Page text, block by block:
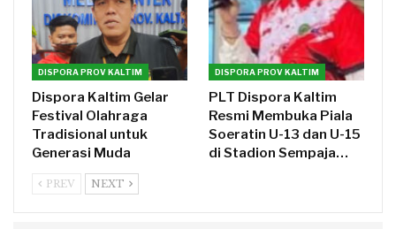
DISPORA PROV KALTIM
Dispora Kaltim Gelar
Festival Olahraga
Tradisional untuk
Generasi Muda
DISPORA PROV KALTIM
PLT Dispora Kaltim
Resmi Membuka Piala
Soeratin U-13 dan U-15
di Stadion Sempaja…
PREV NEXT